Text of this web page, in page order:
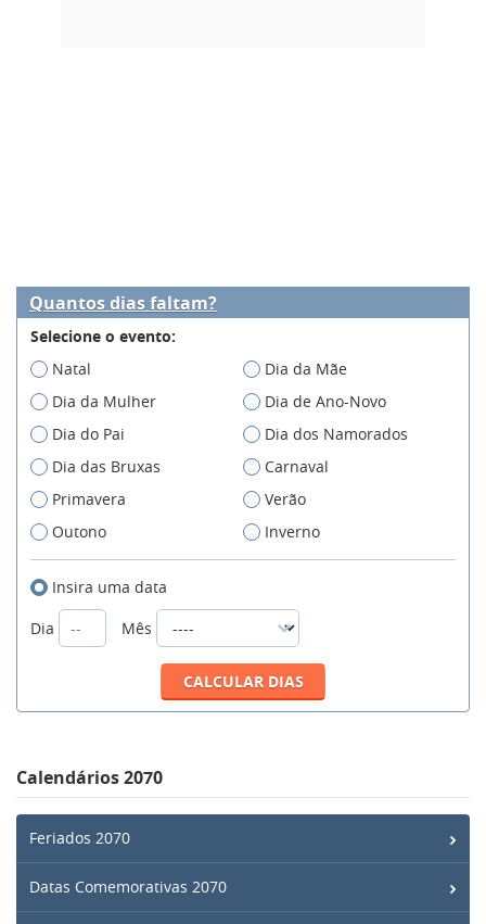
Quantos dias faltam?
Selecione o evento:
Natal
Dia da Mãe
Dia da Mulher
Dia de Ano-Novo
Dia do Pai
Dia dos Namorados
Dia das Bruxas
Carnaval
Primavera
Verão
Outono
Inverno
Insira uma data
Dia
Mês
Calendários 2070
Feriados 2070
Datas Comemorativas 2070